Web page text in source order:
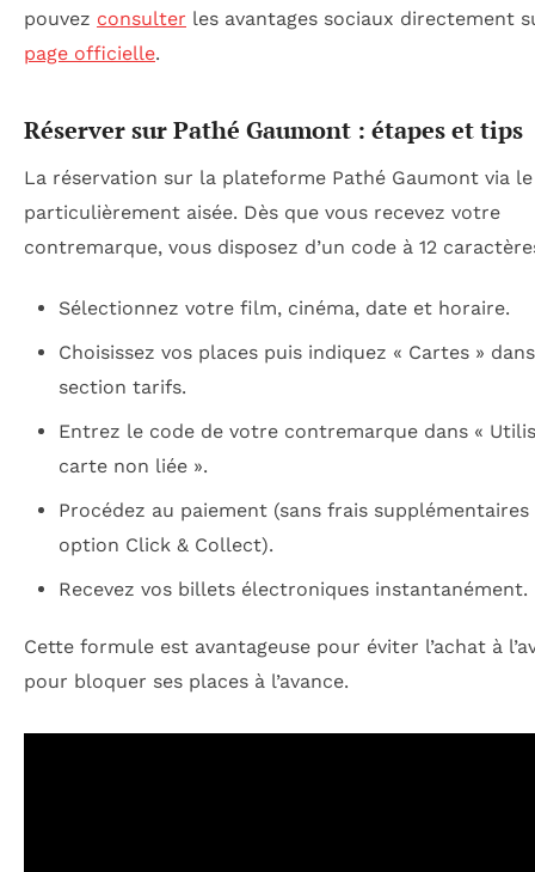
pouvez consulter les avantages sociaux directement
page officielle.
Réserver sur Pathé Gaumont : étapes et tips
La réservation sur la plateforme Pathé Gaumont via le
particulièrement aisée. Dès que vous recevez votre
contremarque, vous disposez d’un code à 12
Sélectionnez votre film, cinéma, date et horaire.
Choisissez vos places puis indiquez « Cartes »
section tarifs.
Entrez le code de votre contremarque dans «
carte non liée ».
Procédez au paiement (sans frais supplémentaires
option Click & Collect).
Recevez vos billets électroniques instantanément.
Cette formule est avantageuse pour éviter l’achat à
pour bloquer ses places à l’avance.